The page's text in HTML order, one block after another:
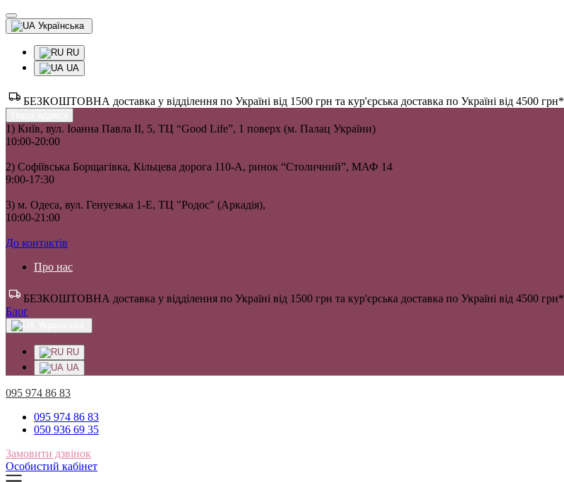
Українська
RU
UA
БЕЗКОШТОВНА доставка у відділення по Україні від 1500 грн та кур'єрська доставка по Україні від 4500 грн*
1) Київ, вул. Іоанна Павла II, 5, ТЦ “Good Life”, 1 поверх (м. Палац України)
10:00-20:00
2) Софіївська Борщагівка, Кільцева дорога 110-А, ринок “Столичний”, МАФ 14
9:00-17:30
3) м. Одеса, вул. Генуезька 1-Е, ТЦ "Родос" (Аркадія),
10:00-21:00
До контактів
Про нас
БЕЗКОШТОВНА доставка у відділення по Україні від 1500 грн та кур'єрська доставка по Україні від 4500 грн*
Блог
RU
UA
095 974 86 83
095 974 86 83
050 936 69 35
Замовити дзвінок
Особистий кабінет